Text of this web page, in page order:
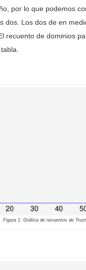
por lo que podemos
Los dos de en
El recuento de
Figura 1: Gráfica de recuentos de